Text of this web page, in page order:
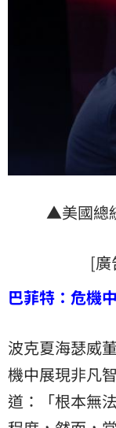
▲美國總
[
巴菲特：危機
波克夏海瑟威
機中展現非凡
道：「根本無